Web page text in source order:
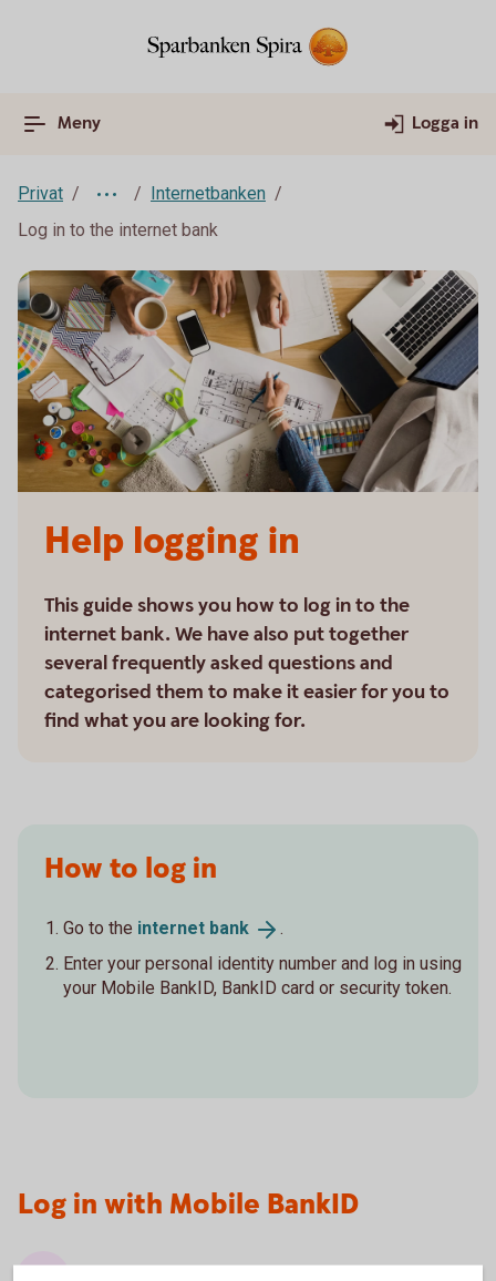
Meny Logga in
Privat
Internetbanken
Log in to the internet bank
Help logging in
This guide shows you how to log in to the
internet bank. We have also put together
several frequently asked questions and
categorised them to make it easier for you to
find what you are looking for.
How to log in
Go to the internet bank
.
Enter your personal identity number and log in using
your Mobile BankID, BankID card or security token.
Log in with Mobile BankID